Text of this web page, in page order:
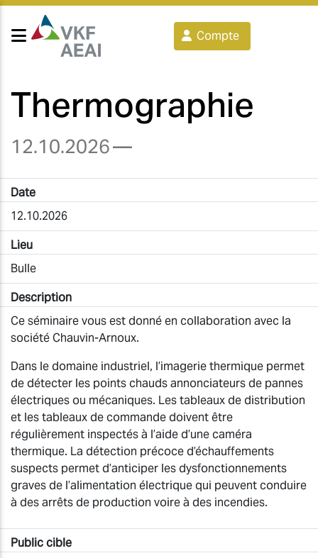
Compte
Thermographie
12.10.2026—
Date
12.10.2026
Lieu
Bulle
Description
Ce séminaire vous est donné en collaboration avec la
société Chauvin-Arnoux.
Dans le domaine industriel, l’imagerie thermique permet
de détecter les points chauds annonciateurs de pannes
électriques ou mécaniques. Les tableaux de distribution
et les tableaux de commande doivent être
régulièrement inspectés à l’aide d’une caméra
thermique. La détection précoce d’échauffements
suspects permet d’anticiper les dysfonctionnements
graves de l’alimentation électrique qui peuvent conduire
à des arrêts de production voire à des incendies.
Public cible